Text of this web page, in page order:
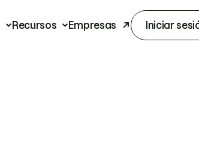
Recursos Empresas Iniciar